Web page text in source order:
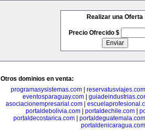
Realizar una Oferta
Precio Ofrecido $
Otros dominios en venta:
programasysistemas.com
reservatusviajes.com
eventosparaguay.com
asociacionempresarial.com|
portaldebolivia.com| portaldechile.com|
portaldecostarica.com
portaldeguatemala.com
portaldenicaragua.com